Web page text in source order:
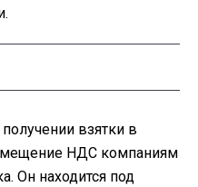
взятки в
НДС компаниям
Он находится под